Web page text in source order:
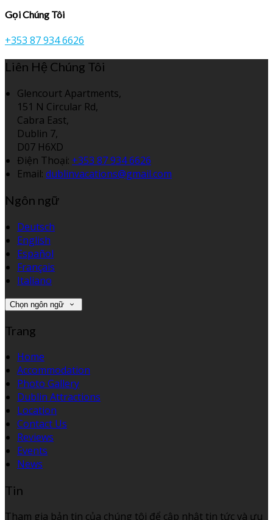
Gọi Chúng Tôi
+353 87 934 6626
Liên Hệ Chúng Tôi
Glencourt Apartments,
151 N Circular Rd,
Cabra East,
Dublin 7,
D07 H6XD
Điện Thoại: +353 87 934 6626
Email: dublinvacations@gmail.com
Ngôn ngữ
Deutsch
English
Español
Français
Italiano
Chọn ngôn ngữ
Trang
Home
Accommodation
Photo Gallery
Dublin Attractions
Location
Contact Us
Reviews
Events
News
Tin
Tham gia bản tin của chúng tôi để cập nhật tin tức và ưu